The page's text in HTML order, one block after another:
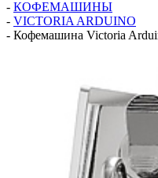
- КОФЕМАШИНЫ
- VICTORIA ARDUINO
- Кофемашина Victoria